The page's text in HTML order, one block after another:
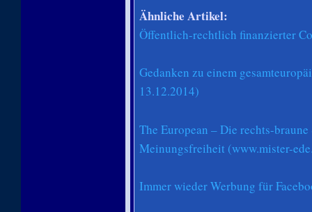
Ähnliche Artikel:
Öffentlich-rechtlich finanzierter
Gedanken zu einem
13.12.2014)
The European – Die rechts-
Meinungsfreiheit (www.mister-
Immer wieder Werbung für